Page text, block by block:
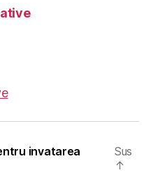
invatarea
Sus
↑